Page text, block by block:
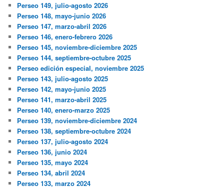
Perseo 149, julio-agosto 2026
Perseo 148, mayo-junio 2026
Perseo 147, marzo-abril 2026
Perseo 146, enero-febrero 2026
Perseo 145, noviembre-diciembre 2025
Perseo 144, septiembre-octubre 2025
Perseo edición especial, noviembre 2025
Perseo 143, julio-agosto 2025
Perseo 142, mayo-junio 2025
Perseo 141, marzo-abril 2025
Perseo 140, enero-marzo 2025
Perseo 139, noviembre-diciembre 2024
Perseo 138, septiembre-octubre 2024
Perseo 137, julio-agosto 2024
Perseo 136, junio 2024
Perseo 135, mayo 2024
Perseo 134, abril 2024
Perseo 133, marzo 2024